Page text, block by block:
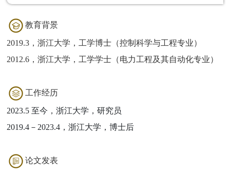
教育背景
2019.3，浙江大学，工学博士（控制科学与工程专业）
2012.6，浙江大学，工学学士（电力工程及其自动化专业）
工作经历
2023.5 至今，浙江大学，研究员
2019.4－2023.4，浙江大学，博士后
论文发表